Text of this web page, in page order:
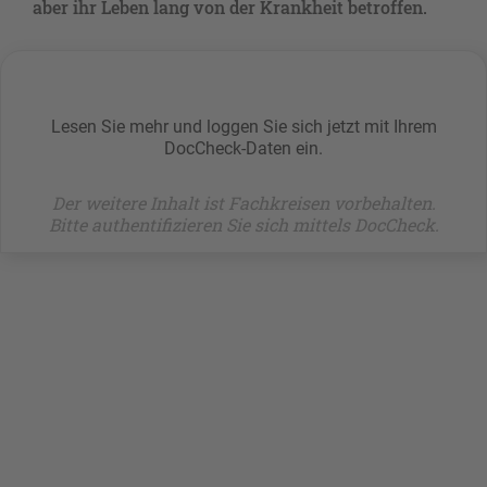
aber ihr Leben lang von der Krankheit betroffen.
Lesen Sie mehr und loggen Sie sich jetzt mit Ihrem
DocCheck-Daten ein.
Der weitere Inhalt ist Fachkreisen vorbehalten.
Bitte authentifizieren Sie sich mittels DocCheck.